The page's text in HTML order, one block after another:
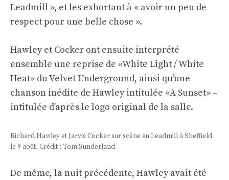
Leadmill », et les exhortant à « avoir un peu de
respect pour une belle chose ».
Hawley et Cocker ont ensuite interprété
ensemble une reprise de «White Light / White
Heat» du Velvet Underground, ainsi qu’une
chanson inédite de Hawley intitulée «A Sunset» –
intitulée d’après le logo original de la salle.
Richard Hawley et Jarvis Cocker sur scène au Leadmill à Sheffield
le 9 août. Crédit : Tom Sunderland
De même, la nuit précédente, Hawley avait été